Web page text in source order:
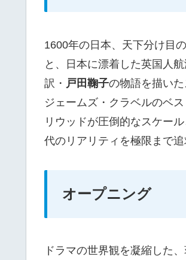
1600年の日本、天下分け目
と、日本に漂着した英国人
訳・ 戸田鞠子の物語を描いた
ジェームズ・クラベルのベ
リウッドが圧倒的なスケー
代のリアリティを極限まで追
オープニング
ドラマの世界観を凝縮した